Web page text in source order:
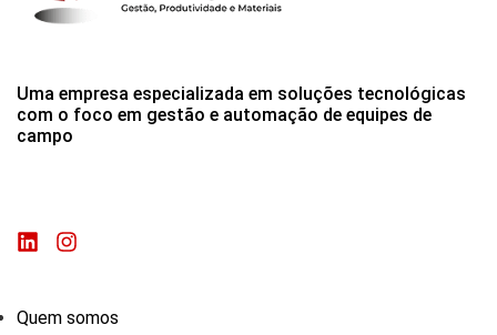
Uma empresa especializada em soluções tecnológicas
com o foco em gestão e automação de equipes de
campo
Quem somos